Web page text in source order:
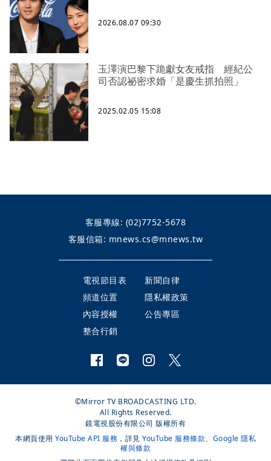
2026.08.07 09:30
玉澤演巴黎下跪獻女友戒指 經紀公
司否認祕密求婚「是慶生抓拍照」
2025.02.05 15:08
客服專線: (02)7752-5678
客服信箱: mnews.cs@mnews.tw
電視節目表
新聞自律
頻道位置
隱私權政策
內容授權
公告專區
整合行銷
©Mirror TV BROADCASTING LTD.
All Rights Reserved.
鏡電視股份有限公司 版權所有
本網頁使用 YouTube API 服務 ，詳見 YouTube 服務條款、 Google 隱私
權與條款